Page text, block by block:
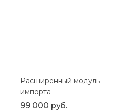
Расширенный модуль
импорта
пользователей и
99 000 руб.